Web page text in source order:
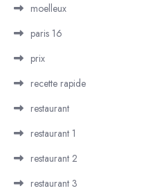
moelleux
paris 16
prix
recette rapide
restaurant
restaurant 1
restaurant 2
restaurant 3